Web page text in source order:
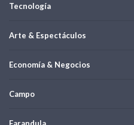
Tecnología
Arte & Espectáculos
Economía & Negocios
Campo